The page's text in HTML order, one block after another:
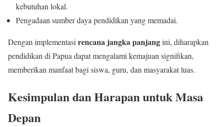
kebutuhan lokal.
Pengadaan sumber daya pendidikan yang memadai.
Dengan implementasirencana jangka panjangini, diharapkan
pendidikan di Papua dapat mengalami kemajuan signifikan,
memberikan manfaat bagi siswa, guru, dan masyarakat luas.
Kesimpulan dan Harapan untuk Masa
Depan